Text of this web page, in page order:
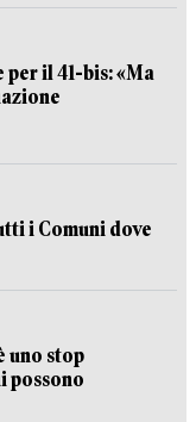
per il 41-bis: «Ma
i Comuni dove
uno stop
possono